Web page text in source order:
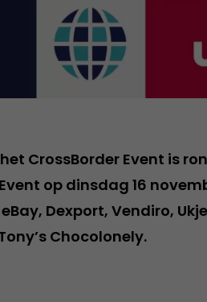
CrossBorder Event is
op dinsdag 16
Dexport, Vendiro,
Chocolonely.